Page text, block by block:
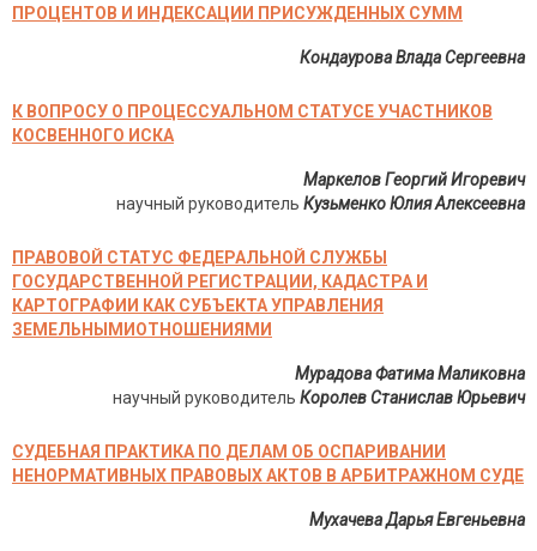
ПРОЦЕНТОВ И ИНДЕКСАЦИИ ПРИСУЖДЕННЫХ СУММ
Кондаурова Влада Сергеевна
К ВОПРОСУ О ПРОЦЕССУАЛЬНОМ СТАТУСЕ УЧАСТНИКОВ
КОСВЕННОГО ИСКА
Маркелов Георгий Игоревич
научный руководитель Кузьменко Юлия Алексеевна
ПРАВОВОЙ СТАТУС ФЕДЕРАЛЬНОЙ СЛУЖБЫ
ГОСУДАРСТВЕННОЙ РЕГИСТРАЦИИ, КАДАСТРА И
КАРТОГРАФИИ КАК СУБЪЕКТА УПРАВЛЕНИЯ
ЗЕМЕЛЬНЫМИОТНОШЕНИЯМИ
Мурадова Фатима Маликовна
научный руководитель Королев Станислав Юрьевич
СУДЕБНАЯ ПРАКТИКА ПО ДЕЛАМ ОБ ОСПАРИВАНИИ
НЕНОРМАТИВНЫХ ПРАВОВЫХ АКТОВ В АРБИТРАЖНОМ СУДЕ
Мухачева Дарья Евгеньевна